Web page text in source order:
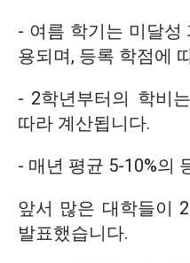
- 여름 학기는 미달성
용되며, 등록 학점에
- 2학년부터의 학비
따라 계산됩니다.
- 매년 평균 5-10%의
앞서 많은 대학들이
발표했습니다.